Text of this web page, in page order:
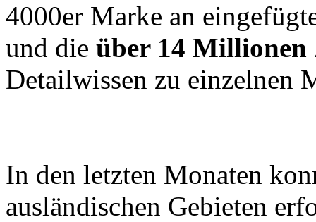
4000er Marke an
und die über 14 Millionen
Detailwissen zu einzelnen
In den letzten Monaten
ausländischen Gebieten